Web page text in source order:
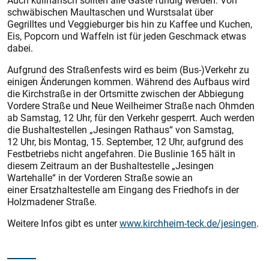
schwäbischen Maultaschen und Wurstsalat über
Gegrilltes und Veggieburger bis hin zu Kaffee und Kuchen,
Eis, Popcorn und Waffeln ist für jeden Geschmack etwas
dabei.
Aufgrund des Straßenfests wird es beim (Bus-)Verkehr zu
einigen Änderungen kommen. Während des Aufbaus wird
die Kirchstraße in der Ortsmitte zwischen der Abbiegung
Vordere Straße und Neue Weilheimer Straße nach Ohmden
ab Samstag, 12 Uhr, für den Verkehr gesperrt. Auch werden
die Bushaltestellen „Jesingen Rathaus“ von Samstag,
12 Uhr, bis Montag, 15. September, 12 Uhr, aufgrund des
Festbetriebs nicht angefahren. Die Buslinie 165 hält in
diesem Zeitraum an der Bushaltestelle „Jesingen
Wartehalle“ in der Vorderen Straße sowie an
einer Ersatzhaltestelle am Eingang des Friedhofs in der
Holzmadener Straße.
Weitere Infos gibt es unterwww.kirchheim-teck.de/jesingen.